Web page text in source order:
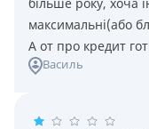
більше року, хоча
максимальні(або
А от про кредит
Василь